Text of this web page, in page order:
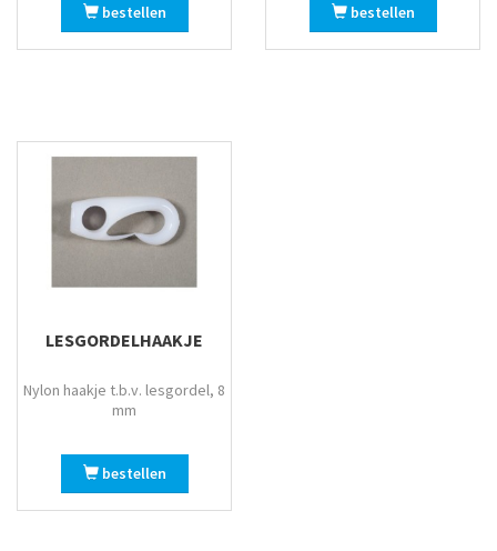
bestellen bestellen
LESGORDELHAAKJE
Nylon haakje t.b.v. lesgordel, 8
mm
bestellen